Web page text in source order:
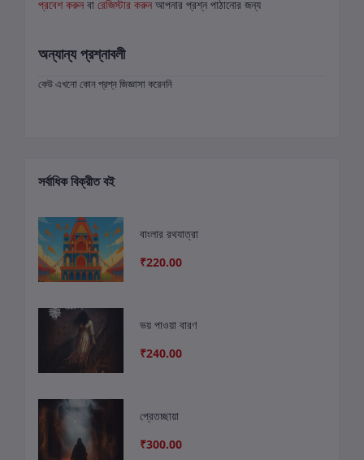
প্রবেশ করুন বা রেজিস্টার করুন আপনার প্রশ্ন পাঠানোর জন্য
অন্যান্য প্রশ্নাবলী
কেউ এখনো কোন প্রশ্ন জিজ্ঞাসা করেননি
সর্বাধিক বিক্রীত বই
বাংলার রথযাত্রা
₹220.00
ভয় পাওয়া বারণ
₹240.00
প্রেতচ্ছায়া
₹300.00